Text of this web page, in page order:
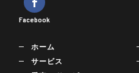
Facebook
ホーム
サービス